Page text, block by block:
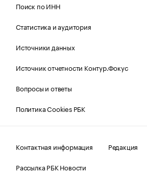
Поиск по ИНН
Статистика и аудитория
Источники данных
Источник отчетности Контур.Фокус
Вопросы и ответы
Политика Cookies РБК
Контактная информация
Редакция
Рассылка РБК Новости